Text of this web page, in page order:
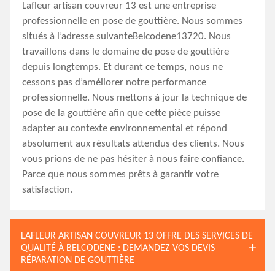
Lafleur artisan couvreur 13 est une entreprise
professionnelle en pose de gouttière. Nous sommes
situés à l’adresse suivanteBelcodene13720. Nous
travaillons dans le domaine de pose de gouttière
depuis longtemps. Et durant ce temps, nous ne
cessons pas d’améliorer notre performance
professionnelle. Nous mettons à jour la technique de
pose de la gouttière afin que cette pièce puisse
adapter au contexte environnemental et répond
absolument aux résultats attendus des clients. Nous
vous prions de ne pas hésiter à nous faire confiance.
Parce que nous sommes prêts à garantir votre
satisfaction.
LAFLEUR ARTISAN COUVREUR 13 OFFRE DES SERVICES DE
QUALITÉ À BELCODENE : DEMANDEZ VOS DEVIS
RÉPARATION DE GOUTTIÈRE